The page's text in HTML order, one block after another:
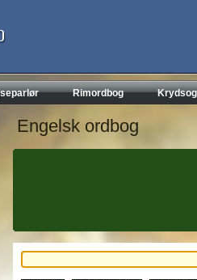
Rimordbog
Engelsk ordbog